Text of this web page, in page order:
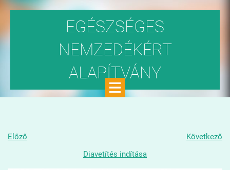
EGÉSZSÉGES
NEMZEDÉKÉRT
ALAPÍTVÁNY
Előző
Következő
Diavetítés indítása